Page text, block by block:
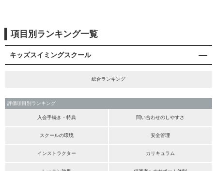
項目別ランキング一覧
キッズスイミングスクール
総合ランキング
評価項目別ランキング
入会手続き・特典 問い合わせのしやすさ
スクールの環境 安全管理
インストラクター カリキュラム